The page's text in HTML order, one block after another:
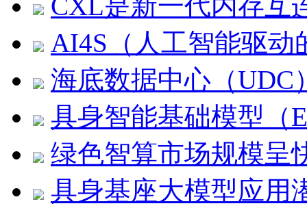
AI4S（人工智能驱动
海底数据中心（UDC
具身智能基础模型（
绿色智算市场规模呈
具身基座大模型应用